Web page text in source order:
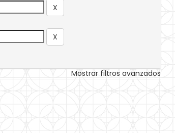
Mostrar filtros avanzados